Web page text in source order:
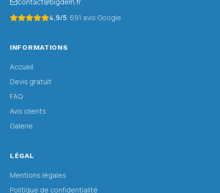
4,9/5· 691 avis Google
INFORMATIONS
Accueil
Devis gratuit
FAQ
Avis clients
Galerie
LÉGAL
Mentions légales
Politique de confidentialité